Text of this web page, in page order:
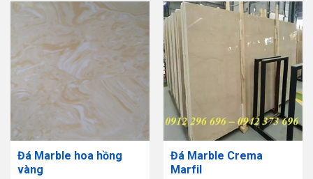
Đá Marble hoa hồng
vàng
Đá Marble Crema
Marfil